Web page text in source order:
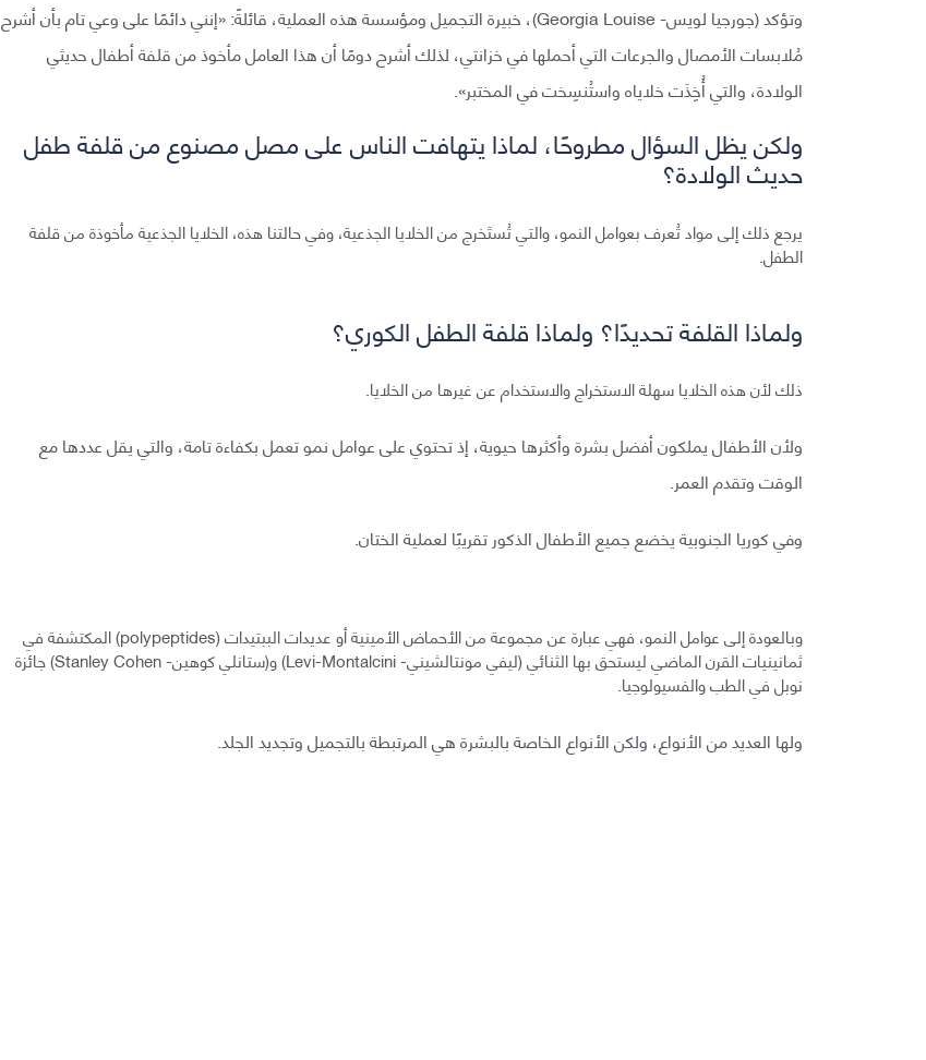
وتؤكد (جورجيا لويس- Georgia Louise)، خبيرة التجميل ومؤسسة هذه العملية، قائلةً: «إنني دائمًا على وعي تام بأن أشرح
مُلابسات الأمصال والجرعات التي أحملها في خزانتي، لذلك أشرح دومًا أن هذا العامل مأخوذ من قلفة أطفال حديثي
الولادة، والتي أُخِذَت خلاياه واستُنسِخت في المختبر».
ولكن يظل السؤال مطروحًا، لماذا يتهافت الناس على مصل مصنوع من قلفة طفل
حديث الولادة؟
يرجع ذلك إلى مواد تُعرف بعوامل النمو، والتي تُستَخرج من الخلايا الجذعية، وفي حالتنا هذه، الخلايا الجذعية مأخوذة من قلفة
الطفل.
ولماذا القلفة تحديدًا؟ ولماذا قلفة الطفل الكوري؟
ذلك لأن هذه الخلايا سهلة الاستخراج والاستخدام عن غيرها من الخلايا.
ولأن الأطفال يملكون أفضل بشرة وأكثرها حيوية، إذ تحتوي على عوامل نمو تعمل بكفاءة تامة، والتي يقل عددها مع
الوقت وتقدم العمر.
وفي كوريا الجنوبية يخضع جميع الأطفال الذكور تقريبًا لعملية الختان.
وبالعودة إلى عوامل النمو، فهي عبارة عن مجموعة من الأحماض الأمينية أو عديدات الببتيدات (polypeptides) المكتشفة في
ثمانينيات القرن الماضي ليستحق بها الثنائي (ليفي مونتالشيني- Levi-Montalcini) و(ستانلي كوهين- Stanley Cohen) جائزة
نوبل في الطب والفسيولوجيا.
ولها العديد من الأنواع، ولكن الأنواع الخاصة بالبشرة هي المرتبطة بالتجميل وتجديد الجلد.